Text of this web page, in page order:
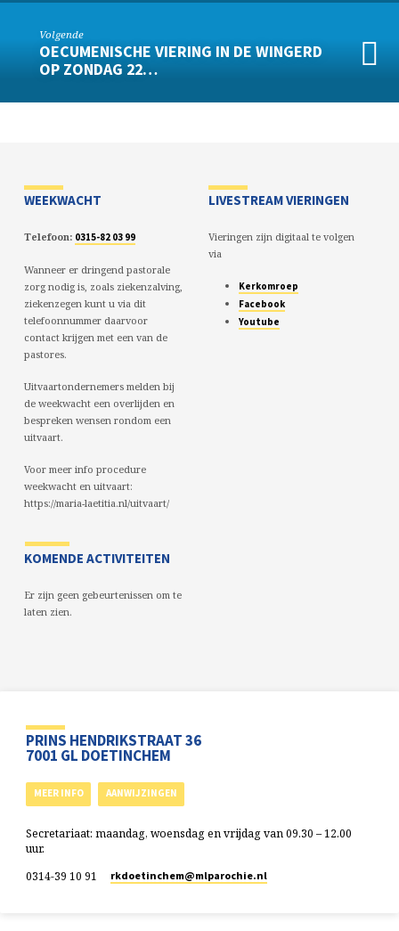
Volgende
OECUMENISCHE VIERING IN DE WINGERD
OP ZONDAG 22…
WEEKWACHT
Telefoon: 0315-82 03 99
Wanneer er dringend pastorale
zorg nodig is, zoals ziekenzalving,
ziekenzegen kunt u via dit
telefoonnummer daarvoor
contact krijgen met een van de
pastores.
Uitvaartondernemers melden bij
de weekwacht een overlijden en
bespreken wensen rondom een
uitvaart.
Voor meer info procedure
weekwacht en uitvaart:
https://maria-laetitia.nl/uitvaart/
LIVESTREAM VIERINGEN
Vieringen zijn digitaal te volgen
via
Kerkomroep
Facebook
Youtube
KOMENDE ACTIVITEITEN
Er zijn geen gebeurtenissen om te
laten zien.
PRINS HENDRIKSTRAAT 36
7001 GL DOETINCHEM
MEER INFO AANWIJZINGEN
Secretariaat: maandag, woensdag en vrijdag van 09.30 – 12.00
uur.
0314-39 10 91
rkdoetinchem​@mlparochie.nl